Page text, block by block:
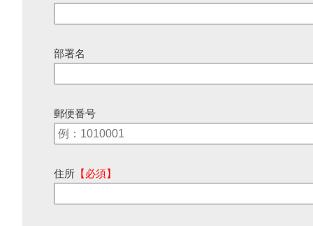
部署名
郵便番号
住所 【必須】